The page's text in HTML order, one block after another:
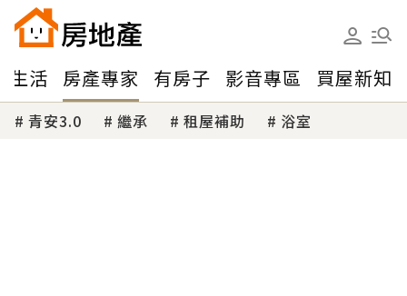
生活 房產專家 有房子 影音專區 買屋新知
青安3.0 繼承 租屋補助 浴室